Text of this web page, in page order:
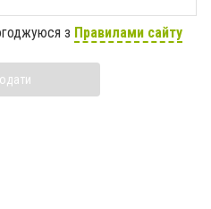
з Правилами сайту